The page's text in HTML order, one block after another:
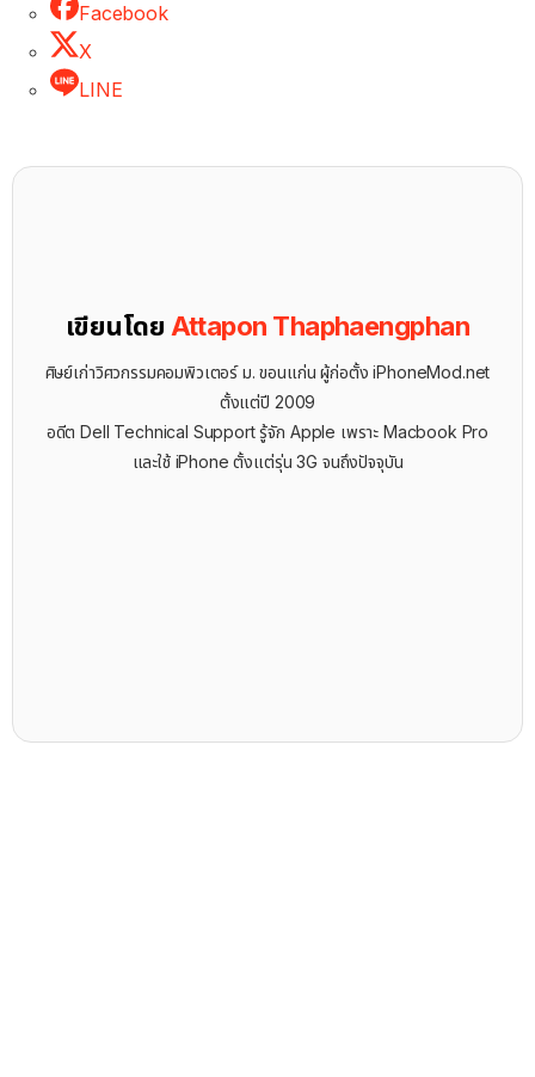
Facebook
X
LINE
เขียนโดย Attapon Thaphaengphan
ศิษย์เก่าวิศวกรรมคอมพิวเตอร์ ม. ขอนแก่น ผู้ก่อตั้ง iPhoneMod.net
ตั้งแต่ปี 2009
อดีต Dell Technical Support รู้จัก ​Apple เพราะ Macbook Pro
และใช้ iPhone ตั้งแต่รุ่น 3G จนถึงปัจจุบัน